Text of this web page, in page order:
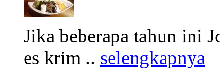
Jika beberapa tahun ini
es krim .. selengkapnya